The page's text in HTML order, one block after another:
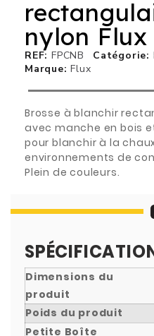
nylon Flux
REF FPCNB Catégorie
Marque Flux
Brosse à blanchir
avec manche en bois
pour blanchir à la
environnements de
Plein de couleurs.
Dimensions du
produit
Poids du produit
Petite Boîte